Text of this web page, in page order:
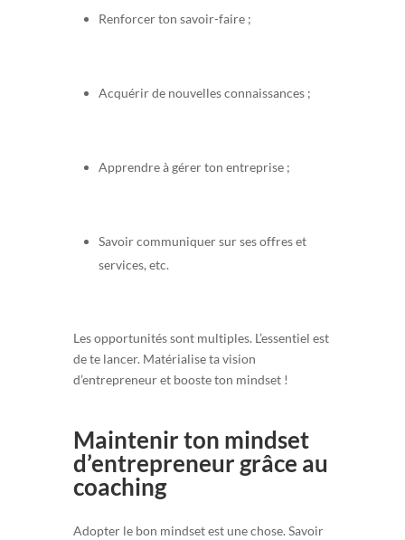
Renforcer ton savoir-faire ;
Acquérir de nouvelles connaissances ;
Apprendre à gérer ton entreprise ;
Savoir communiquer sur ses offres et
services, etc.
Les opportunités sont multiples. L’essentiel est
de te lancer. Matérialise ta vision
d’entrepreneur et booste ton mindset !
Maintenir ton mindset
d’entrepreneur grâce au
coaching
Adopter le bon mindset est une chose. Savoir